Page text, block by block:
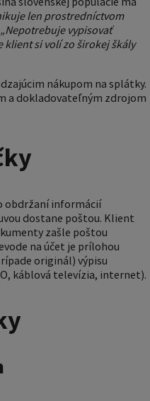
len prostredníctvom
„Nepotrebuje vypisovať
klient si volí zo širokej škály
nákupom na splátky.
a dokladovateľným zdrojom
obdržaní informácií
dostane poštou. Klient
zašle poštou
na účet je prílohou
originál) výpisu
káblová televízia, internet).